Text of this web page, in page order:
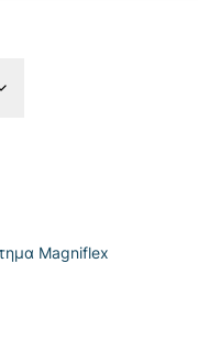
Magniflex